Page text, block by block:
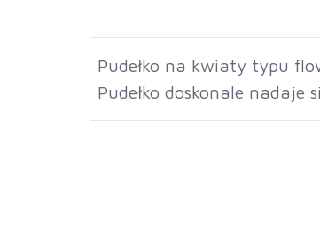
Pudełko na kwiaty typu
Pudełko doskonale